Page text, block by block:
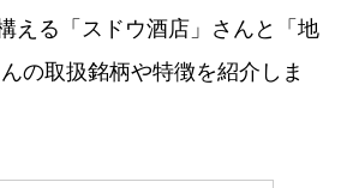
える「スドウ酒店」さんと「地
の取扱銘柄や特徴を紹介しま